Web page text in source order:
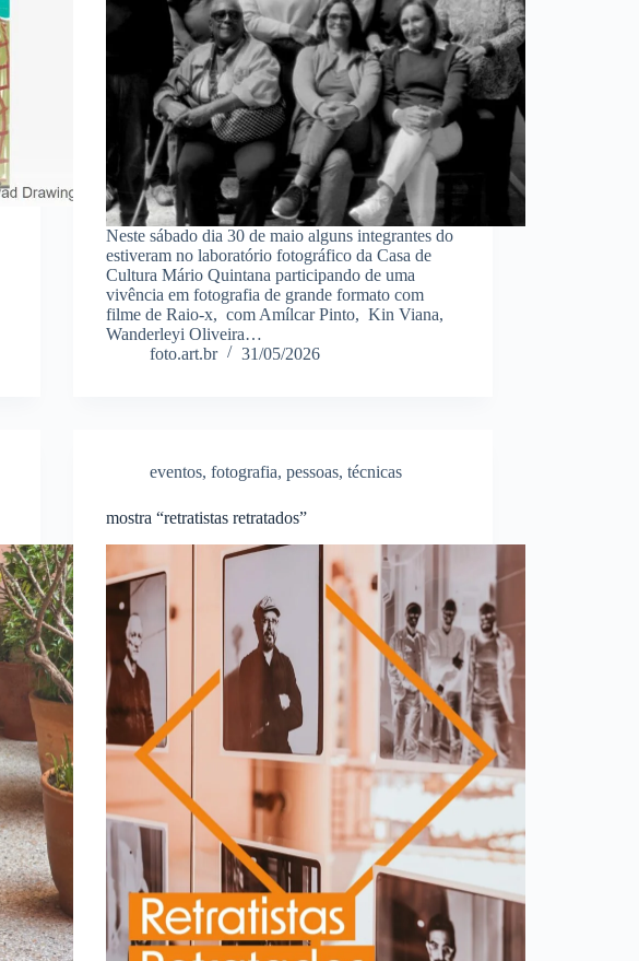
Neste sábado dia 30 de maio alguns integrantes do
estiveram no laboratório fotográfico da Casa de
Cultura Mário Quintana participando de uma
vivência em fotografia de grande formato com
filme de Raio-x, com Amílcar Pinto, Kin Viana,
Wanderleyi Oliveira…
foto.art.br
31/05/2026
eventos,fotografia,pessoas,técnicas
mostra “retratistas retratados”